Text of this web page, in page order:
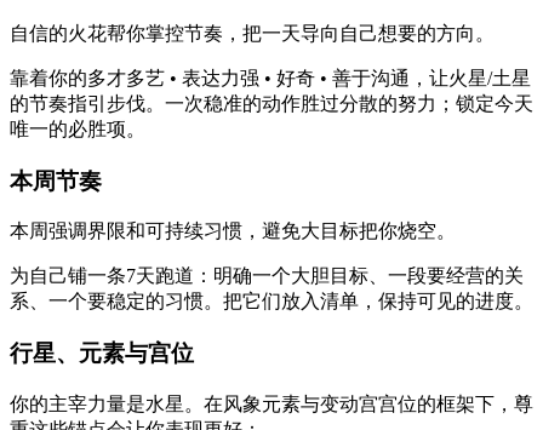
自信的火花帮你掌控节奏，把一天导向自己想要的方向。
靠着你的多才多艺 • 表达力强 • 好奇 • 善于沟通，让火星/土星
的节奏指引步伐。一次稳准的动作胜过分散的努力；锁定今天
唯一的必胜项。
本周节奏
本周强调界限和可持续习惯，避免大目标把你烧空。
为自己铺一条7天跑道：明确一个大胆目标、一段要经营的关
系、一个要稳定的习惯。把它们放入清单，保持可见的进度。
行星、元素与宫位
你的主宰力量是水星。在风象元素与变动宫宫位的框架下，尊